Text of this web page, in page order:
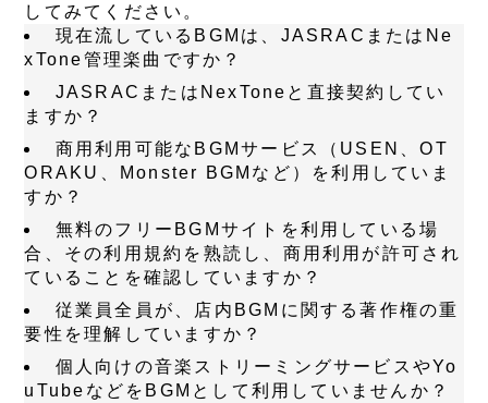
してみてください。
現在流しているBGMは、JASRACまたはNe
xTone管理楽曲ですか？
JASRACまたはNexToneと直接契約してい
ますか？
商用利用可能なBGMサービス（USEN、OT
ORAKU、Monster BGMなど）を利用していま
すか？
無料のフリーBGMサイトを利用している場
合、その利用規約を熟読し、商用利用が許可され
ていることを確認していますか？
従業員全員が、店内BGMに関する著作権の重
要性を理解していますか？
個人向けの音楽ストリーミングサービスやYo
uTubeなどをBGMとして利用していませんか？